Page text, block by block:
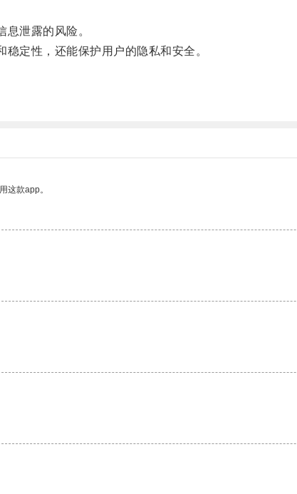
泄露的风险。
定性，还能保护用户的隐私和安全。
这款app。